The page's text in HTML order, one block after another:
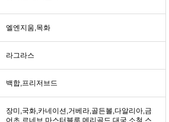
엘엔지움,목화
라그라스
백합,프리저브드
장미,국화,카네이션,거베라,골든볼,다알리아,금
어초,르네브,마스터블루,메리골드,대국,소철,스